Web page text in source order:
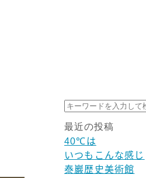
最近の投稿
40℃は
いつもこんな感じ
泰巖歴史美術館